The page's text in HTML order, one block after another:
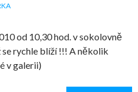
od 10,30 hod. v sokolovně
rychle blíží !!! A několik
v galerii)